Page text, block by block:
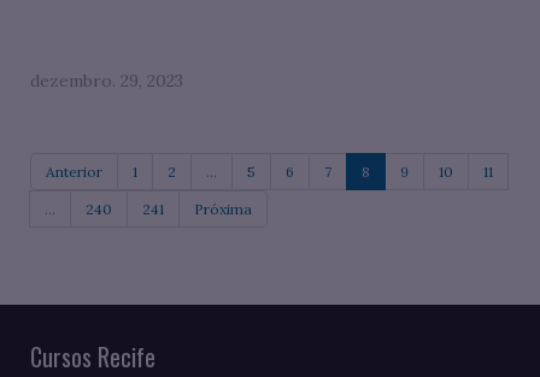
dezembro. 29, 2023
Anterior 1 2 ... 5 6 7 8 9 10 11
... 240 241 Próxima
Cursos Recife